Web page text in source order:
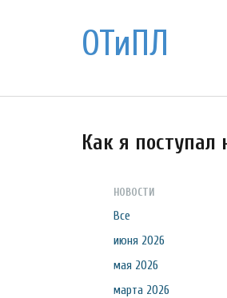
ОТиПЛ
Как я
НОВОСТИ
Все
июня 2026
мая 2026
марта 2026